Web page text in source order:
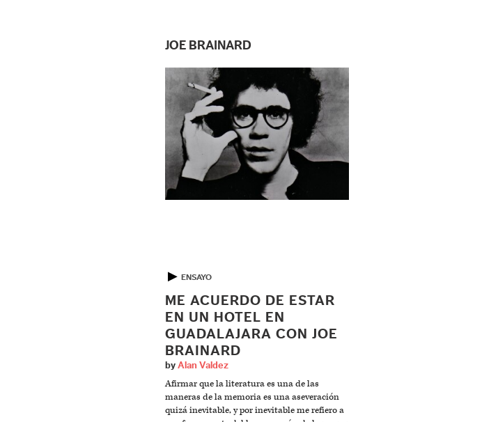
JOE BRAINARD
▶ ENSAYO
ME ACUERDO DE ESTAR
EN UN HOTEL EN
GUADALAJARA CON JOE
BRAINARD
by Alan Valdez
Afirmar que la literatura es una de las
maneras de la memoria es una aseveración
quizá inevitable, y por inevitable me refiero a